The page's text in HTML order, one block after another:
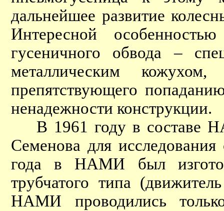
дальнейшее развитие
Интересной
гусеничного обвода –
металлическим
препятствующего
ненадежности конструкции.
В 1961 году в составе
Семенова для
года в НАМИ был
трубчатого типа
НАМИ проводились